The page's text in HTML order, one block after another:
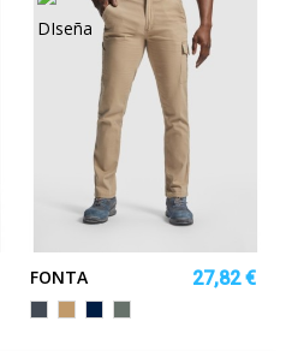
FONTA
27,82 €
NegroCamelMARINO
PLOMO